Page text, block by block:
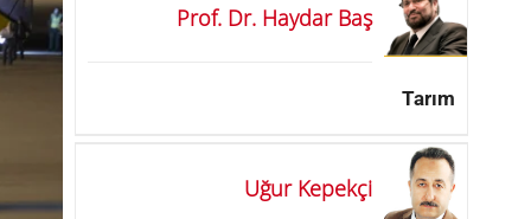
Prof. Dr. Haydar Baş
Tarım
Uğur Kepekçi